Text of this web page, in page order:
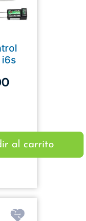
i6s
al carrito